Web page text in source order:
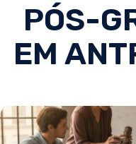
PÓS-
EM